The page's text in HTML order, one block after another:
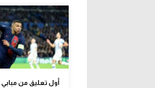
أول تعليق من